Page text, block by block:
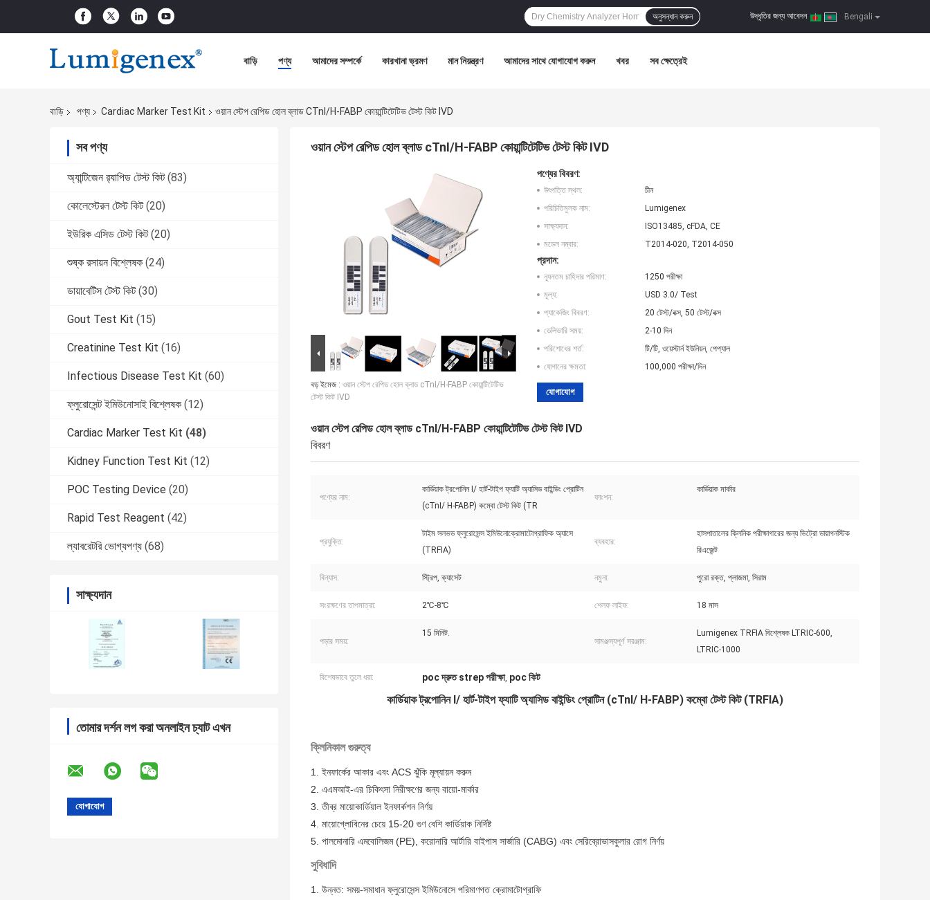
Bengali
উদ্ধৃতির জন্য আবেদন |
অনুসন্ধান করুন
বাড়ি পণ্য আমাদের সম্পর্কে কারখানা ভ্রমণ মান নিয়ন্ত্রণ আমাদের সাথে যোগাযোগ করুন খবর সব ক্ষেত্রেই
বাড়ি পণ্য Cardiac Marker Test Kit ওয়ান স্টেপ রেপিড হোল ব্লাড CTnI/H-FABP কোয়ান্টিটেটিভ টেস্ট কিট IVD
সব পণ্য
অ্যান্টিজেন র‌্যাপিড টেস্ট কিট (83)
কোলেস্টেরল টেস্ট কিট (20)
ইউরিক এসিড টেস্ট কিট (20)
শুষ্ক রসায়ন বিশ্লেষক (24)
ডায়াবেটিস টেস্ট কিট (30)
Gout Test Kit (15)
Creatinine Test Kit (16)
Infectious Disease Test Kit (60)
ফ্লুরোসেন্ট ইমিউনোসাই বিশ্লেষক (12)
Cardiac Marker Test Kit (48)
Kidney Function Test Kit (12)
POC Testing Device (20)
Rapid Test Reagent (42)
ল্যাবরেটরি ভোগ্যপণ্য (68)
সাক্ষ্যদান
তোমার দর্শন লগ করা অনলাইন চ্যাট এখন
ওয়ান স্টেপ রেপিড হোল ব্লাড cTnI/H-FABP কোয়ান্টিটেটিভ টেস্ট কিট IVD
বড় ইমেজ : ওয়ান স্টেপ রেপিড হোল ব্লাড cTnI/H-FABP কোয়ান্টিটেটিভ
টেস্ট কিট IVD
পণ্যের বিবরণ:
উৎপত্তি স্থল:
চীন
পরিচিতিমুলক নাম:
Lumigenex
সাক্ষ্যদান:
ISO13485, cFDA, CE
মডেল নম্বার:
T2014-020, T2014-050
প্রদান:
ন্যূনতম চাহিদার পরিমাণ:
1250 পরীক্ষা
মূল্য:
USD 3.0/ Test
প্যাকেজিং বিবরণ:
20 টেস্ট/বক্স, 50 টেস্ট/বক্স
ডেলিভারি সময়:
2-10 দিন
পরিশোধের শর্ত:
টি/টি, ওয়েস্টার্ন ইউনিয়ন, পেপ্যাল
যোগানের ক্ষমতা:
100,000 পরীক্ষা/দিন
যোগাযোগ
ওয়ান স্টেপ রেপিড হোল ব্লাড cTnI/H-FABP কোয়ান্টিটেটিভ টেস্ট কিট IVD
বিবরণ
পণ্যের নাম:
কার্ডিয়াক ট্রপোনিন I/ হার্ট-টাইপ ফ্যাটি অ্যাসিড বাইন্ডিং প্রোটিন
(cTnI/ H-FABP) কম্বো টেস্ট কিট (TR
ফাংশন:
কার্ডিয়াক মার্কার
প্রযুক্তি:
টাইম সলভড ফ্লুরোসেন্স ইমিউনোক্রোমাটোগ্রাফিক অ্যাসে
(TRFIA)
ব্যবহার:
হাসপাতালের ক্লিনিক পরীক্ষাগারের জন্য ভিট্রো ডায়াগনস্টিক
রিএজেন্ট
বিন্যাস: স্ট্রিপ, ক্যাসেট নমুনা: পুরো রক্ত, প্লাজমা, সিরাম
সংরক্ষণের তাপমাত্রা: 2℃-8℃ শেলফ লাইফ: 18 মাস
পড়ার সময়:
15 মিনিট.
সামঞ্জস্যপূর্ণ সরঞ্জাম:
Lumigenex TRFIA বিশ্লেষক LTRIC-600,
LTRIC-1000
বিশেষভাবে তুলে ধরা: poc দ্রুত strep পরীক্ষা, poc কিট
কার্ডিয়াক ট্রপোনিন I/ হার্ট-টাইপ ফ্যাটি অ্যাসিড বাইন্ডিং প্রোটিন (cTnI/ H-FABP) কম্বো টেস্ট কিট (TRFIA)
ক্লিনিকাল গুরুত্ব
1. ইনফার্কের আকার এবং ACS ঝুঁকি মূল্যায়ন করুন
2. এএমআই-এর চিকিৎসা নিরীক্ষণের জন্য বায়ো-মার্কার
3. তীব্র মায়োকার্ডিয়াল ইনফার্কশন নির্ণয়
4. মায়োগ্লোবিনের চেয়ে 15-20 গুণ বেশি কার্ডিয়াক নির্দিষ্ট
5. পালমোনারি এমবোলিজম (PE), করোনারি আর্টারি বাইপাস সার্জারি (CABG) এবং সেরিব্রোভাসকুলার রোগ নির্ণয়
সুবিধাদি
1. উন্নত: সময়-সমাধান ফ্লুরোসেন্স ইমিউনোসে পরিমাণগত ক্রোমাটোগ্রাফি